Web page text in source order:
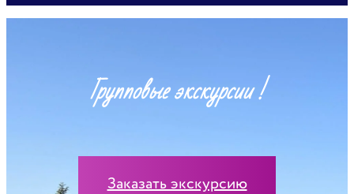
Групповые экскурсии !
Заказать экскурсию